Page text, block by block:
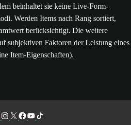
beinhaltet sie keine Live-Form-
Werden Items nach Rang sortiert,
berücksichtigt. Die weitere
subjektiven Faktoren der Leistung eines
Item-Eigenschaften).